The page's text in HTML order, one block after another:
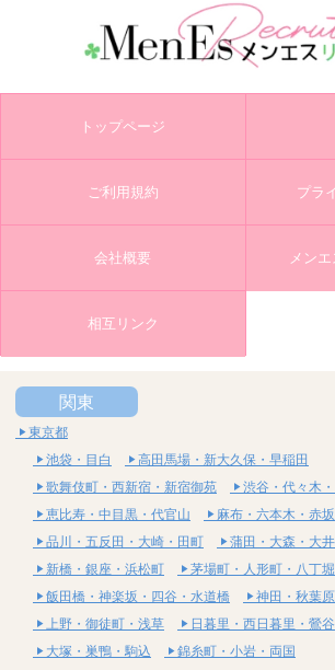
トップページ
ご利用規約 プラ
会社概要 メン
相互リンク
関東
東京都
池袋・目白
高田馬場・新大久保・早稲田
歌舞伎町・西新宿・新宿御苑
渋谷・代々木
恵比寿・中目黒・代官山
麻布・六本木・赤坂
品川・五反田・大崎・田町
蒲田・大森・大
新橋・銀座・浜松町
茅場町・人形町・八丁堀
飯田橋・神楽坂・四谷・水道橋
神田・秋葉
上野・御徒町・浅草
日暮里・西日暮里・鶯谷
大塚・巣鴨・駒込
錦糸町・小岩・両国